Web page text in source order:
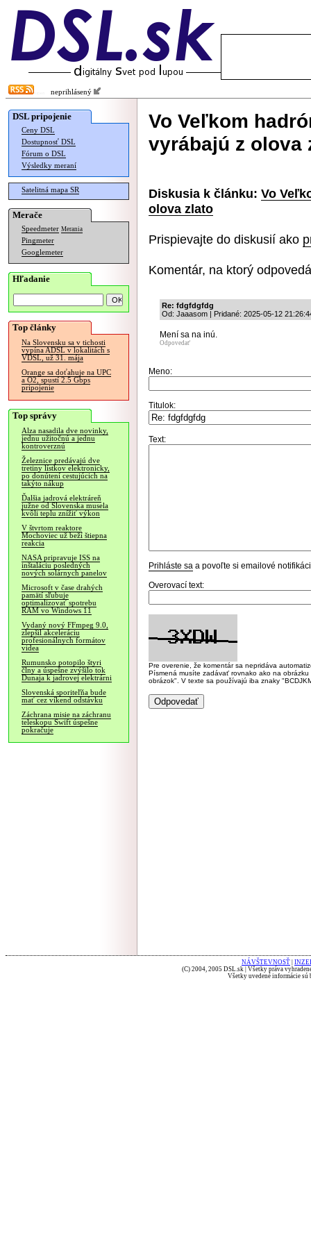
neprihlásený
DSL pripojenie
Ceny DSL
Dostupnosť DSL
Fórum o DSL
Výsledky meraní
Satelitná mapa SR
Merače
Speedmeter Merania
Pingmeter
Googlemeter
Hľadanie
Top články
Na Slovensku sa v tichosti
vypína ADSL v lokalitách s
VDSL, už 31. mája
Orange sa doťahuje na UPC
a O2, spustí 2.5 Gbps
pripojenie
Top správy
Alza nasadila dve novinky,
jednu užitočnú a jednu
kontroverznú
Železnice predávajú dve
tretiny lístkov elektronicky,
po donútení cestujúcich na
takýto nákup
Ďalšia jadrová elektráreň
južne od Slovenska musela
kvôli teplu znížiť výkon
V štvrtom reaktore
Mochoviec už beží štiepna
reakcia
NASA pripravuje ISS na
inštaláciu posledných
nových solárnych panelov
Microsoft v čase drahých
pamätí sľubuje
optimalizovať spotrebu
RAM vo Windows 11
Vydaný nový FFmpeg 9.0,
zlepšil akceleráciu
profesionálnych formátov
videa
Rumunsko potopilo štyri
člny a úspešne zvýšilo tok
Dunaja k jadrovej elektrárni
Slovenská sporiteľňa bude
mať cez víkend odstávku
Záchrana misie na záchranu
teleskopu Swift úspešne
pokračuje
Vo Veľkom
vyrábajú z olova
Diskusia k článku: Vo
olova zlato
Prispievajte do diskusií ako
Komentár, na ktorý
Re: fdgfdgfdg
Od: Jaaasom | Pridané: 2025-05-12
Mení sa na inú.
Odpovedať
Meno:
Titulok:
Text:
Prihláste sa a povoľte si emailové
Overovací text:
Pre overenie, že komentár sa nepridáva
Písmená musíte zadávať rovnako ako na
obrázok". V texte sa používajú iba znaky
NÁVŠTEVNOSŤ
(C) 2004, 2005 DSL.sk | Všetky práva
Všetky uvedené informácie sú